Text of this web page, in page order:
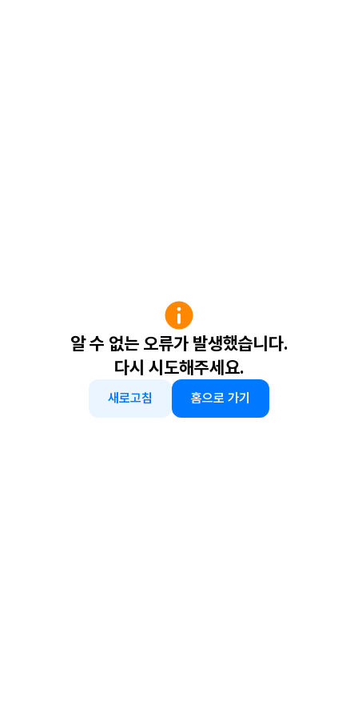
알 수 없는 오류가 발생했습니다.
다시 시도해주세요.
새로고침 홈으로 가기